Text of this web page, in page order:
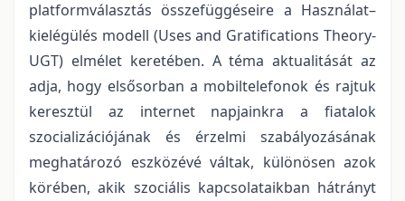
platformválasztás összefüggéseire a Használat–
kielégülés modell (Uses and Gratifications Theory-
UGT) elmélet keretében. A téma aktualitását az
adja, hogy elsősorban a mobiltelefonok és rajtuk
keresztül az internet napjainkra a fiatalok
szocializációjának és érzelmi szabályozásának
meghatározó eszközévé váltak, különösen azok
körében, akik szociális kapcsolataikban hátrányt